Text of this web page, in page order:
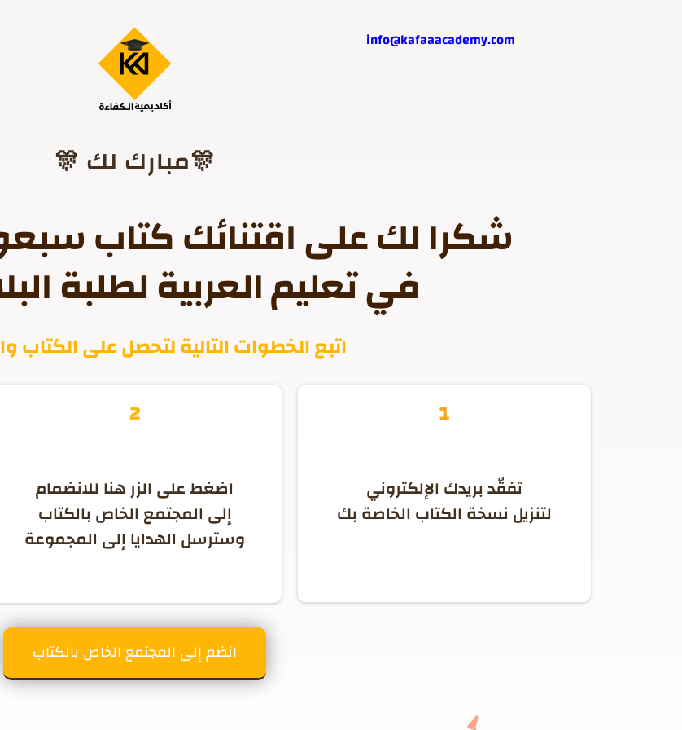
info@kafaaacademy.com
🎊 مبارك لك🎊
شكرا لك على اقتنائك كتاب
في تعليم العربية لطلبة
اتبع الخطوات التالية لتحصل على الكتاب
2
اضغط على الزر هنا للانضمام
إلى المجتمع الخاص بالكتاب
وسترسل الهدايا إلى المجموعة
1
تفقّد بريدك الإلكتروني
لتنزيل نسخة الكتاب الخاصة بك
انضم إلى المجتمع الخاص بالكتاب